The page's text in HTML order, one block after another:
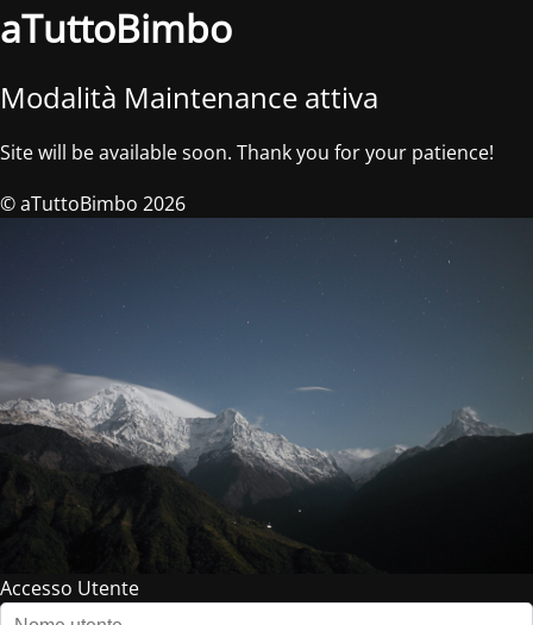
aTuttoBimbo
Modalità Maintenance attiva
Site will be available soon. Thank you for your patience!
© aTuttoBimbo 2026
Accesso Utente